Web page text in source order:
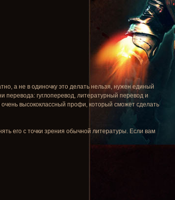
а не в одиночку это делать нельзя, нужен единый
перевода: гуглоперевод, литературный перевод и
высококлассный профи, который сможет сделать
его с точки зрения обычной литературы. Если вам